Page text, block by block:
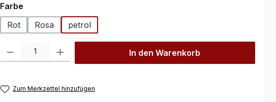
Farbeauswählen
Rot
Rosa petrol
Produkt Anzahl: Gib den gewünschten Wert ein oder benutze die Schaltflächen
In den Warenkorb
Zum Merkzettel hinzufügen